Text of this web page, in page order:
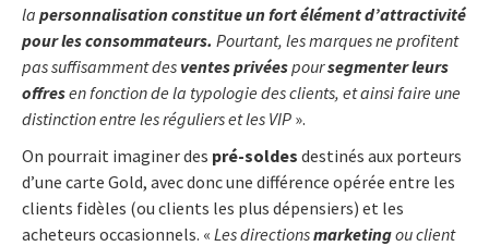
la personnalisation constitue un fort élément d’attractivité
pour les consommateurs. Pourtant, les marques ne profitent
pas suffisamment des ventes privéespoursegmenter leurs
offresen fonction de la typologie des clients, et ainsi faire une
distinction entre les réguliers et les VIP ».
On pourrait imaginer des pré-soldes destinés aux porteurs
d’une carte Gold, avec donc une différence opérée entre les
clients fidèles (ou clients les plus dépensiers) et les
acheteurs occasionnels. « Les directionsmarketingou client